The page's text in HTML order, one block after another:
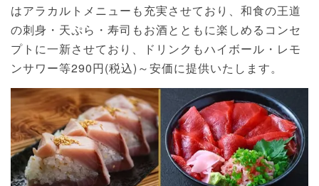
はアラカルトメニューも充実させており、和食の王道
の刺身・天ぷら・寿司もお酒とともに楽しめるコンセ
プトに一新させており、ドリンクもハイボール・レモ
ンサワー等290円(税込)～安価に提供いたします。